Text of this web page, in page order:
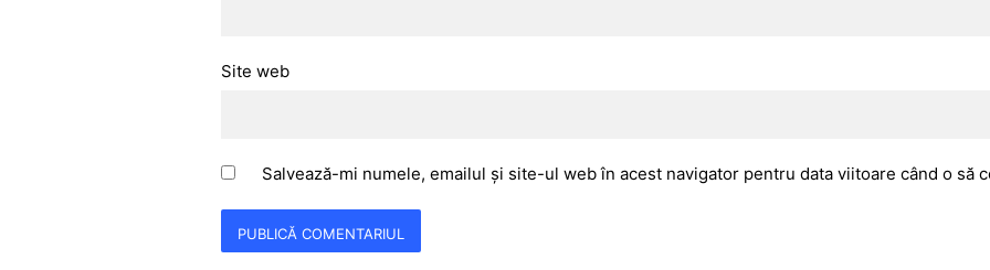
Site web
Salvează-mi numele, emailul și site-ul web în acest navigator pentru data viitoare când o să